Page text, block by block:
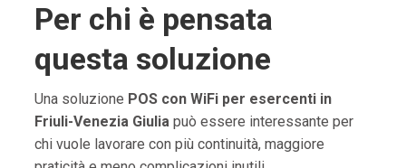
Per chi è pensata
questa soluzione
Una soluzione POS con WiFi per esercenti in
Friuli-Venezia Giuliapuò essere interessante per
chi vuole lavorare con più continuità, maggiore